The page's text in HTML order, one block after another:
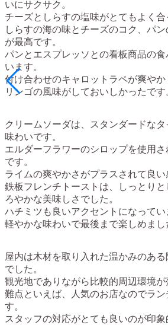
いにサクサク。
チーズとしらすの塩味がとてもよく合
しらすの海の味とチーズのコク、パ
が最高です。
パンとエスプレッソとの看板商品の
います。
付け合わせのキャロットラペが爽やか
リンゴの風味がしておいしかったです
クリームソーダは、スタンダードな
味わいです。
エルダーフラワーのシロップを使用
です。
ライムの爽やかさがプラスされて良い
鉄板フレンチトーストは、しっとりと
ろやかな美味しさでした。
ハチミツも良いアクセントになってい
軽やかな味わいで最後まで楽しめまし
屋内は木材を取り入れた温かみのあ
でした。
観光地でありながら比較的周辺環境が
難点といえば、人気のお店なのでラン
す。
スタッフの対応がとても良いのが印象